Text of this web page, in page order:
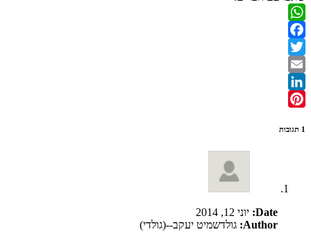
WhatsApp
Facebook
Twitter
Email
LinkedIn
1 תגובות
Date: יוני 12, 2014
Author: גולדשמיט יעקב--(גולדי)